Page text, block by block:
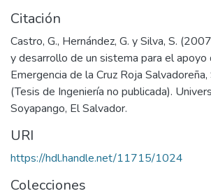
Citación
Castro, G., Hernández, G. y Silva, S.
y desarrollo de un sistema para el apoyo
Emergencia de la Cruz Roja
(Tesis de Ingeniería no publicada).
Soyapango, El Salvador.
URI
https://hdl.handle.net/11715/1024
Colecciones